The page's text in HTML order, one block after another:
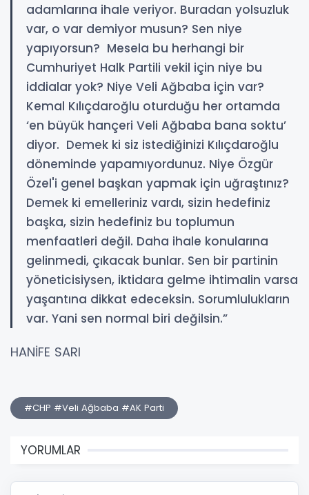
adamlarına ihale veriyor. Buradan yolsuzluk
var, o var demiyor musun? Sen niye
yapıyorsun? Mesela bu herhangi bir
Cumhuriyet Halk Partili vekil için niye bu
iddialar yok? Niye Veli Ağbaba için var?
Kemal Kılıçdaroğlu oturduğu her ortamda
‘en büyük hançeri Veli Ağbaba bana soktu’
diyor. Demek ki siz istediğinizi Kılıçdaroğlu
döneminde yapamıyordunuz. Niye Özgür
Özel'i genel başkan yapmak için uğraştınız?
Demek ki emelleriniz vardı, sizin hedefiniz
başka, sizin hedefiniz bu toplumun
menfaatleri değil. Daha ihale konularına
gelinmedi, çıkacak bunlar. Sen bir partinin
yöneticisiysen, iktidara gelme ihtimalin varsa
yaşantına dikkat edeceksin. Sorumlulukların
var. Yani sen normal biri değilsin.”
HANİFE SARI
#CHP #Veli Ağbaba #AK Parti
YORUMLAR